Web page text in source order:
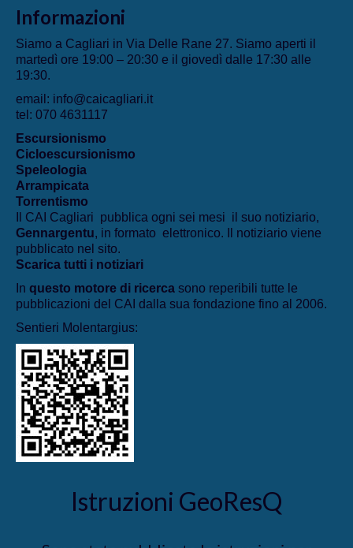
Informazioni
Siamo a Cagliari in Via Delle Rane 27. Siamo aperti il
martedì ore 19:00 – 20:30 e il giovedì dalle 17:30 alle
19:30.
email: info@caicagliari.it
tel: 070 4631117
Escursionismo
Cicloescursionismo
Speleologia
Arrampicata
Torrentismo
Il CAI Cagliari pubblica ogni sei mesi il suo notiziario,
Gennargentu, in formato elettronico. Il notiziario viene
pubblicato nel sito.
Scarica tutti i notiziari
In questo motore di ricerca sono reperibili tutte le
pubblicazioni del CAI dalla sua fondazione fino al 2006.
Sentieri Molentargius:
Istruzioni GeoResQ